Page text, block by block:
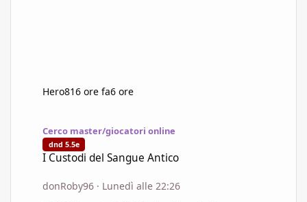
Hero816 ore fa6 ore
Cerco master/giocatori online
dnd 5.5e
I Custodi del Sangue Antico
donRoby96 · Lunedì alle 22:26